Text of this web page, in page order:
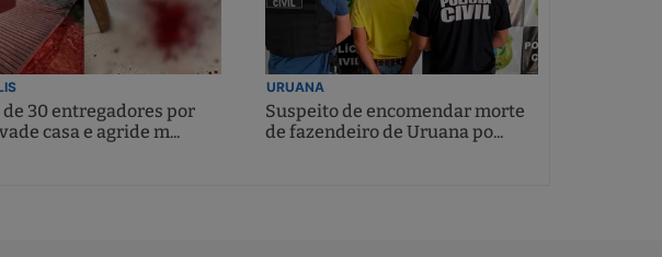
de 30 entregadores por
casa e agride m...
URUANA
Suspeito de encomendar morte
de fazendeiro de Uruana po...